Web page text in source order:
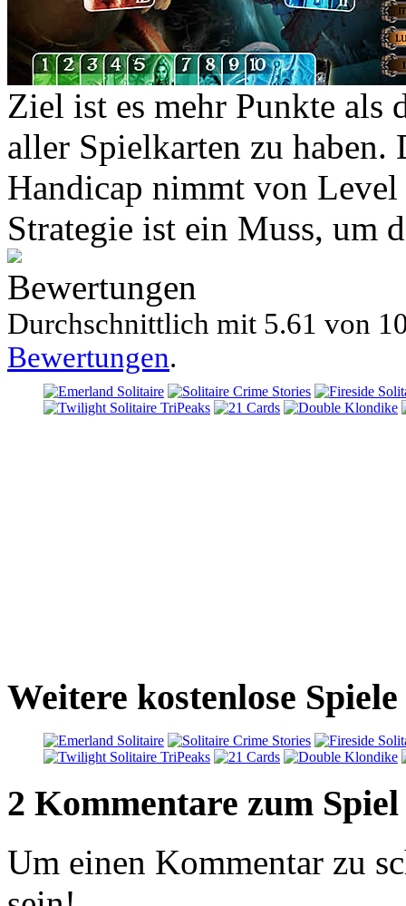
Ziel ist es mehr Punkte als
aller Spielkarten zu
Handicap nimmt von
Strategie ist ein Muss, um
Bewertungen
Durchschnittlich mit 5.61 von
Bewertungen.
Weitere kostenlose
2 Kommentare zum Spiel
Um einen Kommentar zu